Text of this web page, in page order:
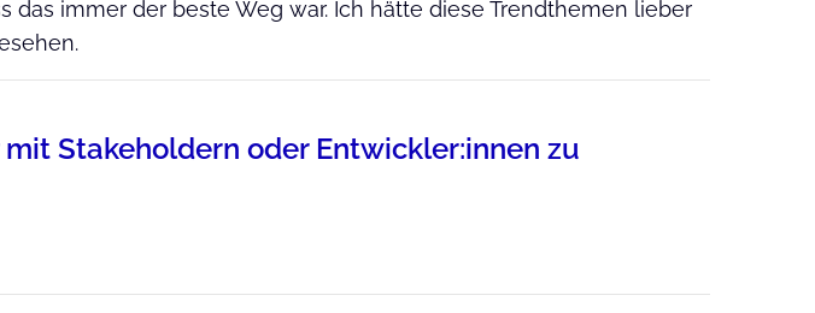
das immer der beste Weg war. Ich hätte diese Trendthemen lieber
Stakeholdern oder Entwickler:innen zu